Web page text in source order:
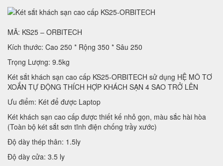
MÃ: KS25 – ORBITECH
Kích thước: Cao 250 * Rộng 350 * Sâu 250
Trọng Lượng: 9.5kg
Két sắt khách sạn cao cấp KS25-ORBITECH sử dụng HỆ MÔ TƠ
XOẮN TỰ ĐỘNG THÍCH HỢP KHÁCH SẠN 4 SAO TRỞ LÊN
Ưu điểm: Két để được Laptop
Két khách sạn cao cấp được thiết kế nhỏ gọn, màu sắc hài hòa
(Toàn bộ két sắt sơn tĩnh điện chống trầy xước)
Độ dày thép thân: 1.5ly
Độ dày cửa: 3.5 ly